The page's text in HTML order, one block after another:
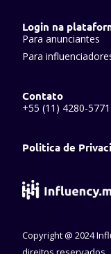
Login na
Para anunciantes
Para
Contato
+55 (11) 4280-5771
Politica de
Copyright @ 2024